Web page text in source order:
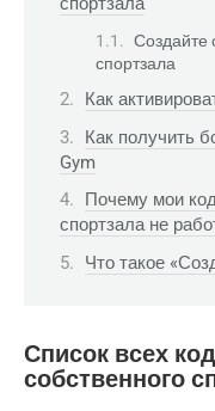
Создайте
спортзала
Как
Как получить
Gym
Почему мои
спортзала не
Что такое
Список всех
собственного